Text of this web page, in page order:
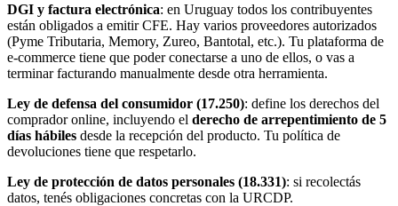
DGI y factura electrónica: en Uruguay todos los contribuyentes
están obligados a emitir CFE. Hay varios proveedores autorizados
(Pyme Tributaria, Memory, Zureo, Bantotal, etc.). Tu plataforma de
e-commerce tiene que poder conectarse a uno de ellos, o vas a
terminar facturando manualmente desde otra herramienta.
Ley de defensa del consumidor (17.250): define los derechos del
comprador online, incluyendo el derecho de arrepentimiento de 5
días hábiles desde la recepción del producto. Tu política de
devoluciones tiene que respetarlo.
Ley de protección de datos personales (18.331): si recolectás
datos, tenés obligaciones concretas con la URCDP.